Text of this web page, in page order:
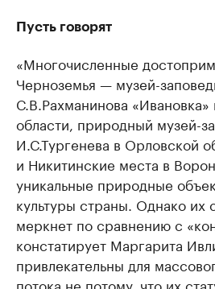
Пусть говорят
«Многочисленные
Черноземья — музей-
С.В.Рахманинова «Ивановка»
области, природный музей-
И.С.Тургенева в Орловской
и Никитинские места в
уникальные природные
культуры страны. Однако их
меркнет по сравнению с
констатирует Маргарита
привлекательны для
потока не потому, что их